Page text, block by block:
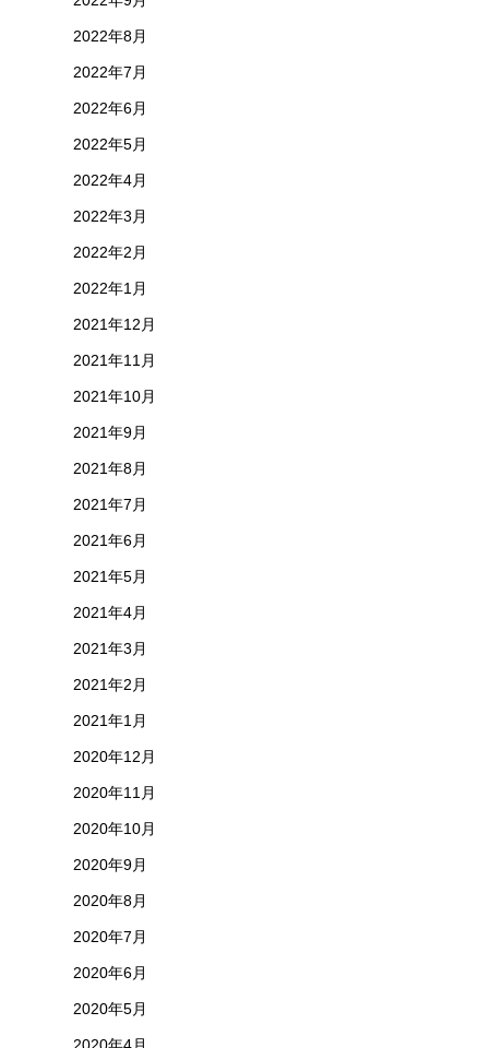
2022年8月
2022年7月
2022年6月
2022年5月
2022年4月
2022年3月
2022年2月
2022年1月
2021年12月
2021年11月
2021年10月
2021年9月
2021年8月
2021年7月
2021年6月
2021年5月
2021年4月
2021年3月
2021年2月
2021年1月
2020年12月
2020年11月
2020年10月
2020年9月
2020年8月
2020年7月
2020年6月
2020年5月